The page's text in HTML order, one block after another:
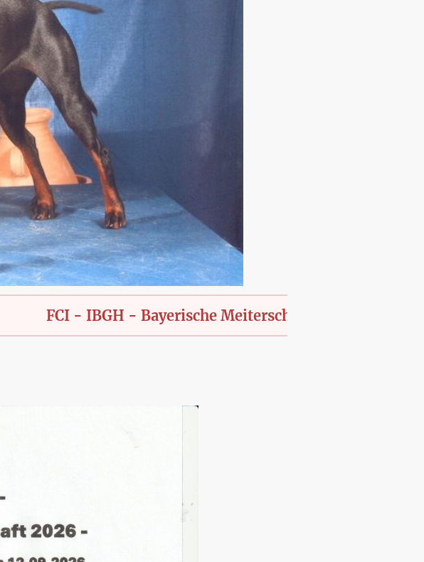
FCI - IBGH - Bayerische Meiterschaft des KfT., offen für